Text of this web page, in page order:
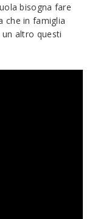
bisogna fare
che in famiglia
altro questi